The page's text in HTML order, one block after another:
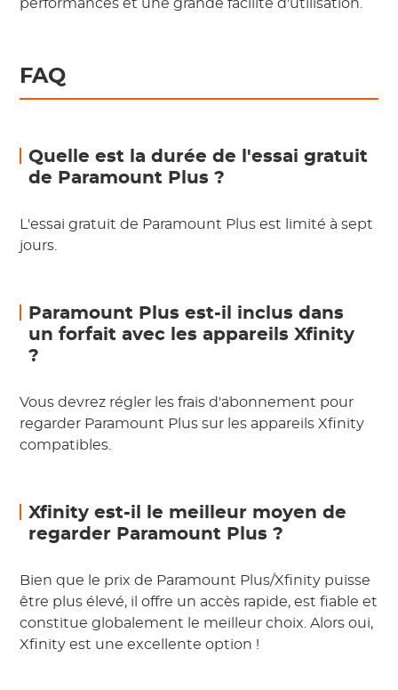
performances et une grande facilité d'utilisation.
FAQ
Quelle est la durée de l'essai gratuit
de Paramount Plus ?
L'essai gratuit de Paramount Plus est limité à sept
jours.
Paramount Plus est-il inclus dans
un forfait avec les appareils Xfinity
?
Vous devrez régler les frais d'abonnement pour
regarder Paramount Plus sur les appareils Xfinity
compatibles.
Xfinity est-il le meilleur moyen de
regarder Paramount Plus ?
Bien que le prix de Paramount Plus/Xfinity puisse
être plus élevé, il offre un accès rapide, est fiable et
constitue globalement le meilleur choix. Alors oui,
Xfinity est une excellente option !